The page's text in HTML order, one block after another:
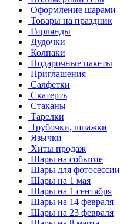
Оформление шарами
Товары на праздник
Гирлянды
Дудочки
Колпаки
Подарочные пакеты
Приглашения
Салфетки
Скатерть
Стаканы
Тарелки
Трубочки, шпажки
Язычки
Хиты продаж
Шары на событие
Шары для фотосессии
Шары на 1 мая
Шары на 1 сентября
Шары на 14 февраля
Шары на 23 февраля